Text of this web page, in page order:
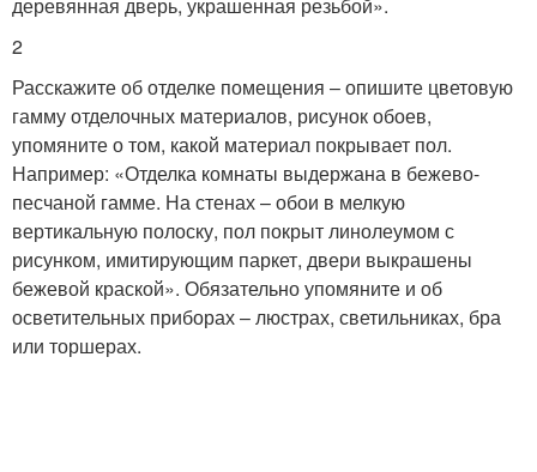
2
Расскажите об отделке помещения – опишите цветовую
гамму отделочных материалов, рисунок обоев,
упомяните о том, какой материал покрывает пол.
Например: «Отделка комнаты выдержана в бежево-
песчаной гамме. На стенах – обои в мелкую
вертикальную полоску, пол покрыт линолеумом с
рисунком, имитирующим паркет, двери выкрашены
бежевой краской». Обязательно упомяните и об
осветительных приборах – люстрах, светильниках, бра
или торшерах.